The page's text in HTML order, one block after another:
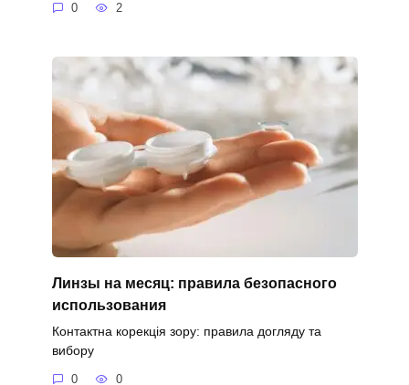
0 2
Линзы на месяц: правила безопасного
использования
Контактна корекція зору: правила догляду та
вибору
0 0